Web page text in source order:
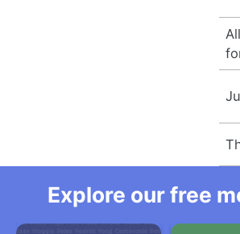
Explore our free